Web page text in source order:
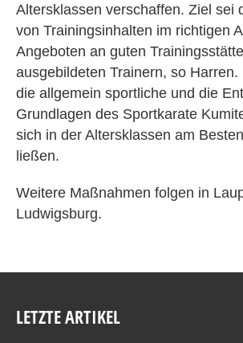
Altersklassen verschaffen. Ziel sei
von Trainingsinhalten im richtigen
Angeboten an guten
ausgebildeten Trainern, so
die allgemein sportliche und die
Grundlagen des Sportkarate
sich in der Altersklassen am
ließen.
Weitere Maßnahmen folgen in
Ludwigsburg.
LETZTE ARTIKEL